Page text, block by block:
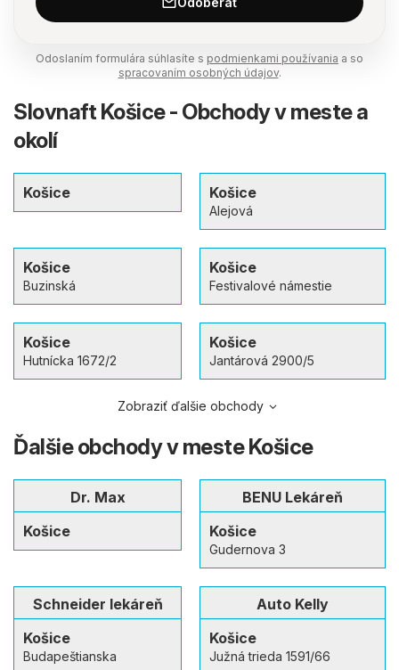
Odoslaním formulára súhlasíte s podmienkami používania a so
spracovaním osobných údajov.
Slovnaft Košice - Obchody v meste a
okolí
Košice Košice
Alejová
Košice
Buzinská
Košice
Festivalové námestie
Košice
Hutnícka 1672/2
Košice
Jantárová 2900/5
Zobraziť ďalšie obchody
Ďalšie obchody v meste Košice
Dr. Max
Košice
BENU Lekáreň
Košice
Gudernova 3
Schneider lekáreň
Košice
Budapeštianska
Auto Kelly
Košice
Južná trieda 1591/66